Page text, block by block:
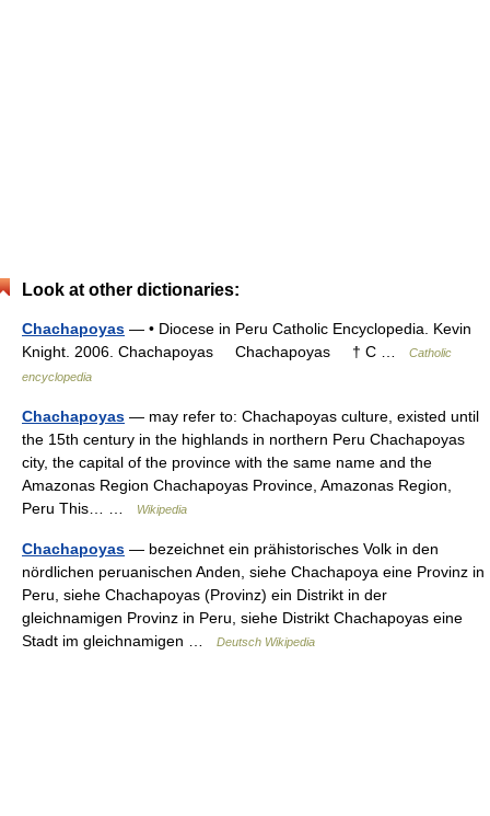
Look at other dictionaries:
Chachapoyas — • Diocese in Peru Catholic Encyclopedia. Kevin
Knight. 2006. Chachapoyas Chachapoyas † C …
Catholic
encyclopedia
Chachapoyas — may refer to: Chachapoyas culture, existed until
the 15th century in the highlands in northern Peru Chachapoyas
city, the capital of the province with the same name and the
Amazonas Region Chachapoyas Province, Amazonas Region,
Peru This… …
Wikipedia
Chachapoyas — bezeichnet ein prähistorisches Volk in den
nördlichen peruanischen Anden, siehe Chachapoya eine Provinz in
Peru, siehe Chachapoyas (Provinz) ein Distrikt in der
gleichnamigen Provinz in Peru, siehe Distrikt Chachapoyas eine
Stadt im gleichnamigen …
Deutsch Wikipedia